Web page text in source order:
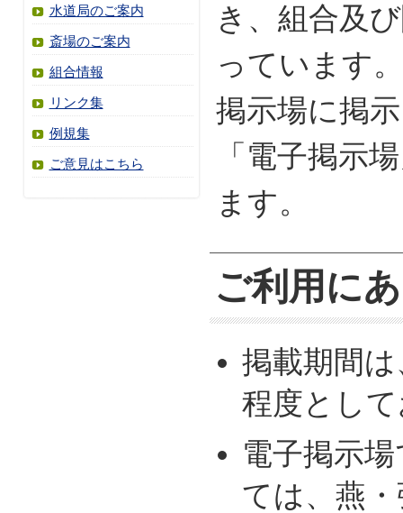
水道局のご案内
斎場のご案内
組合情報
リンク集
例規集
ご意見はこちら
き、組合及
っています。
掲示場に掲
「電子掲示
ます。
ご利用に
掲載期間
程度とし
電子掲示
ては、燕